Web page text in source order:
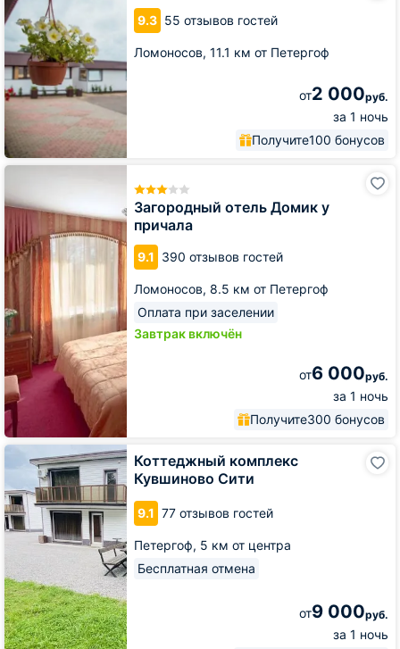
9.3 55 отзывов гостей
Ломоносов, 11.1 км от Петергоф
от2 000руб.
за 1 ночь
Получите100 бонусов
Загородный отель Домик у
причала
9.1 390 отзывов гостей
Ломоносов, 8.5 км от Петергоф
Оплата при заселении
Завтрак включён
от6 000руб.
за 1 ночь
Получите300 бонусов
Загородный
Домик
причала
Коттеджный комплекс
Кувшиново Сити
9.1 77 отзывов гостей
Петергоф, 5 км от центра
Бесплатная отмена
от9 000руб.
за 1 ночь
Коттеджный
комплекс
Кувшиново
Сити